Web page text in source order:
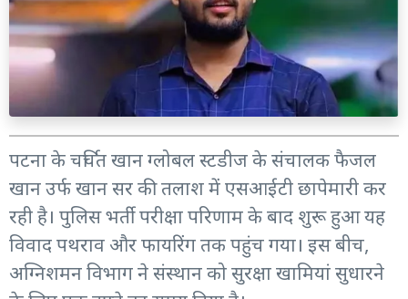
पटना के चर्चित खान ग्लोबल स्टडीज के संचालक फैजल
खान उर्फ खान सर की तलाश में एसआईटी छापेमारी कर
रही है। पुलिस भर्ती परीक्षा परिणाम के बाद शुरू हुआ यह
विवाद पथराव और फायरिंग तक पहुंच गया। इस बीच,
अग्निशमन विभाग ने संस्थान को सुरक्षा खामियां सुधारने